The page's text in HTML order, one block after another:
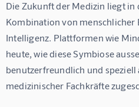
Die Zukunft der Medizin liegt in
Kombination von menschlicher
Intelligenz. Plattformen wie
heute, wie diese Symbiose
benutzerfreundlich und speziell
medizinischer Fachkräfte